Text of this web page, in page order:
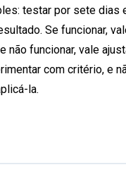
testar por sete dias
Se funcionar,
não funcionar, vale
com critério, e
la.